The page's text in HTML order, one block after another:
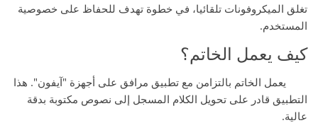
تغلق الميكروفونات تلقائيا، في خطوة تهدف للحفاظ على خصوصية
المستخدم.
كيف يعمل الخاتم؟
يعمل الخاتم بالتزامن مع تطبيق مرافق على أجهزة "آيفون". هذا
التطبيق قادر على تحويل الكلام المسجل إلى نصوص مكتوبة بدقة
عالية.